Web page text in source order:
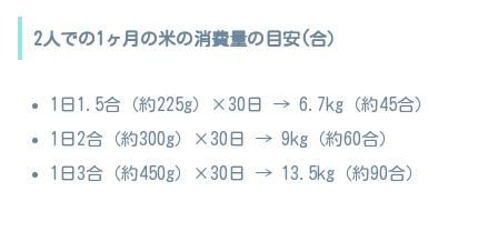
2人での1ヶ月の米の消費量の目安(合）
1日1.5合（約225g）×30日 → 6.7kg（約45合）
1日2合（約300g）×30日 → 9kg（約60合）
1日3合（約450g）×30日 → 13.5kg（約90合）